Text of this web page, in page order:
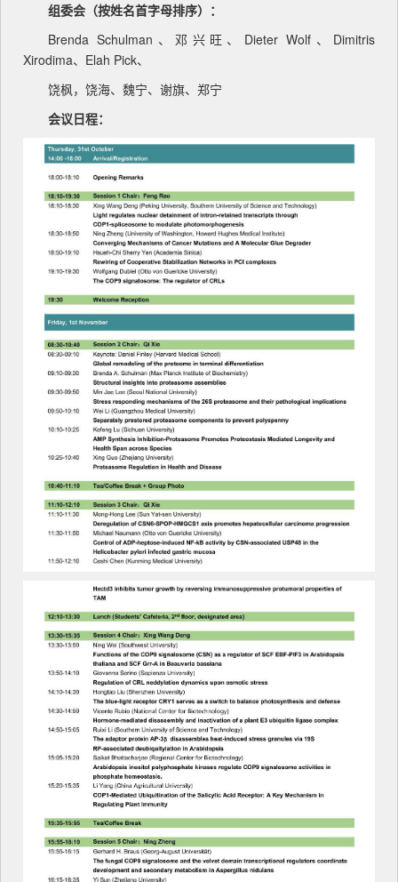
组委会（按姓名首字母排序）：
Brenda Schulman、邓兴旺、Dieter Wolf、Dimitris
Xirodima、Elah Pick、
饶枫，饶海、魏宁、谢旗、郑宁
会议日程：